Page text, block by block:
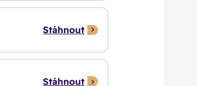
Stáhnout
Stáhnout